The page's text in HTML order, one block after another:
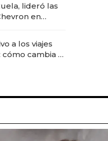
lideró las
en
a los viajes
cambia el